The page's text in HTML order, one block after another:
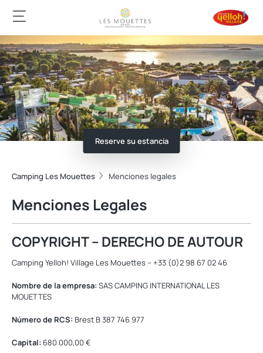
Reserve su estancia
Camping Les Mouettes Menciones legales
Menciones Legales
COPYRIGHT – DERECHO DE AUTOUR
Camping Yelloh! Village Les Mouettes – +33 (0)2 98 67 02 46
Nombre de la empresa: SAS CAMPING INTERNATIONAL LES
MOUETTES
Número de RCS: Brest B 387 746 977
Capital: 680 000,00 €